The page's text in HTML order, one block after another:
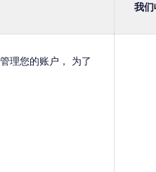
我
理您的账户， 为了